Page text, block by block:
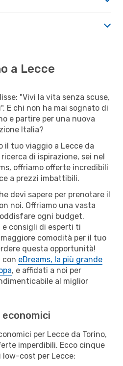
a Lecce
"Vivi la vita senza scuse,
E chi non ha mai sognato di
e partire per una nuova
Italia?
il tuo viaggio a Lecce da
di ispirazione, sei nel
offriamo offerte incredibili
a prezzi imbattibili.
devi sapere per prenotare il
noi. Offriamo una vasta
ogni budget.
consigli di esperti ti
comodità per il tuo
questa opportunità!
con eDreams, la più grande
, e affidati a noi per
al miglior
per Lecce da Torino,
imperdibili. Ecco cinque
low-cost per Lecce: